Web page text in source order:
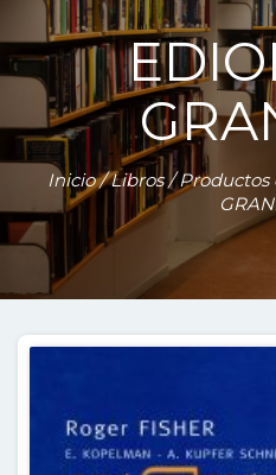
Inicio/Libros/ Productos